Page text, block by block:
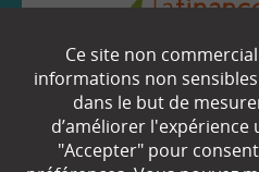
EN
Qui
Ce site non
informations non
dans le but de
d’améliorer
"Accepter" pour